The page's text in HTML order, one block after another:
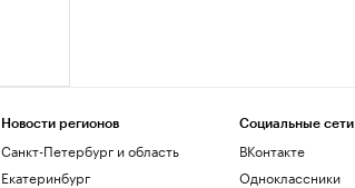
Новости регионов
Санкт-Петербург и область
Екатеринбург
Социальные сети
ВКонтакте
Одноклассники